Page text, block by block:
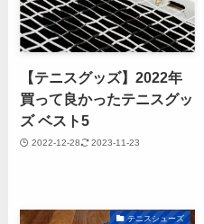
【テニスグッズ】2022年
買って良かったテニスグッ
ズ ベスト5
2022-12-28 2023-11-23
テニスシューズ